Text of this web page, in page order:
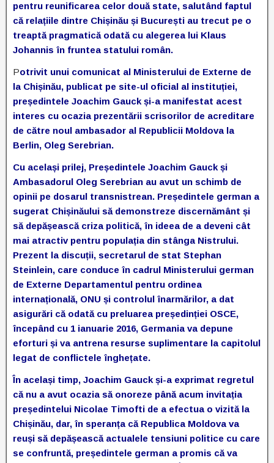
pentru reunificarea celor două state, salutând faptul
că relațiile dintre Chișinău și București au trecut pe o
treaptă pragmatică odată cu alegerea lui Klaus
Johannis în fruntea statului român.
Potrivit unui comunicat al Ministerului de Externe de
la Chișinău, publicat pe site-ul oficial al instituției,
președintele Joachim Gauck și-a manifestat acest
interes cu ocazia prezentării scrisorilor de acreditare
de către noul ambasador al Republicii Moldova la
Berlin, Oleg Serebrian.
Cu același prilej, Președintele Joachim Gauck și
Ambasadorul Oleg Serebrian au avut un schimb de
opinii pe dosarul transnistrean. Președintele german a
sugerat Chișinăului să demonstreze discernământ și
să depășească criza politică, în ideea de a deveni cât
mai atractiv pentru populația din stânga Nistrului.
Prezent la discuții, secretarul de stat Stephan
Steinlein, care conduce în cadrul Ministerului german
de Externe Departamentul pentru ordinea
internațională, ONU și controlul înarmărilor, a dat
asigurări că odată cu preluarea președinției OSCE,
începând cu 1 ianuarie 2016, Germania va depune
eforturi și va antrena resurse suplimentare la capitolul
legat de conflictele înghețate.
În același timp, Joachim Gauck și-a exprimat regretul
că nu a avut ocazia să onoreze până acum invitația
președintelui Nicolae Timofti de a efectua o vizită la
Chișinău, dar, în speranța că Republica Moldova va
reuși să depășească actualele tensiuni politice cu care
se confruntă, președintele german a promis că va